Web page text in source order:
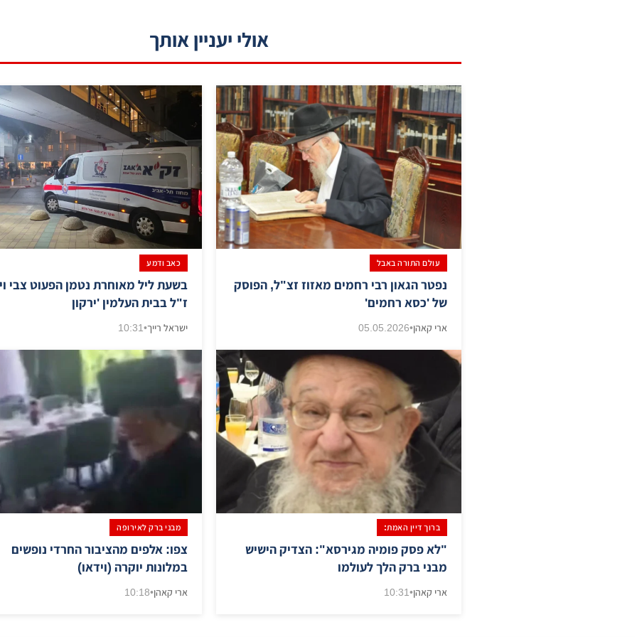
אולי יעניין אותך
עולם התורה באבל
נפטר הגאון רבי רחמים מאזוז זצ"ל, הפוסק
של 'כסא רחמים'
ארי קאהן•
05.05.2026
כאב ודמע
בשעת ליל מאוחרת נטמן הפעוט צבי
ז"ל בבית העלמין 'ירקון
ישראל רייך•
10:31
ברוך דיין האמת:
"לא פסק פומיה מגירסא": הצדיק הישיש
מבני ברק הלך לעולמו
ארי קאהן•
10:31
מבני ברק לאירופה
צפו: אלפים מהציבור החרדי נופשים
במלונות יוקרה (וידאו)
ארי קאהן•
10:18